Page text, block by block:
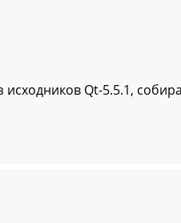
Qt-5.5.1,